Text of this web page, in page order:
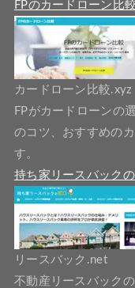
FPのカードローン比較
カードローン比較.xyz
FPがカードローンの
のコツ、おすすめの
す。
持ち家リースバックの
リースバック.net
不動産リースバック